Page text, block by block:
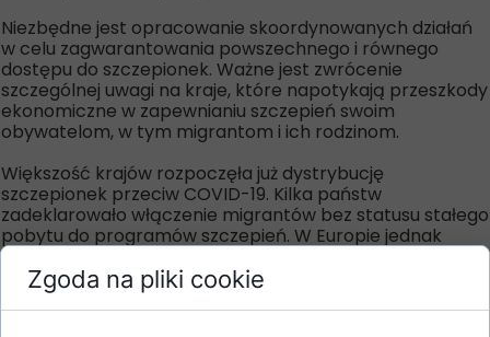
Niezbędne jest opracowanie skoordynowanych działań
w celu zagwarantowania powszechnego i równego
dostępu do szczepionek. Ważne jest zwrócenie
szczególnej uwagi na kraje, które napotykają przeszkody
ekonomiczne w zapewnianiu szczepień swoim
obywatelom, w tym migrantom i ich rodzinom.
Większość krajów rozpoczęła już dystrybucję
szczepionek przeciw COVID-19. Kilka państw
zadeklarowało włączenie migrantów bez statusu stałego
pobytu do programów szczepień. W Europie jednak
podejścia krajowe są bardzo zróżnicowane.
Mapa dostępu do programów szczepień dla
nieudokumentowanych migrantów wg danych
Zgoda na pliki cookie